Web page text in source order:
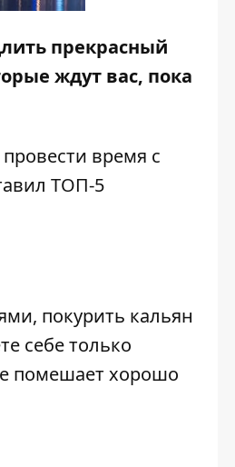
прекрасный
ждут вас, пока
время с
ТОП-5
покурить кальян
себе только
помешает хорошо